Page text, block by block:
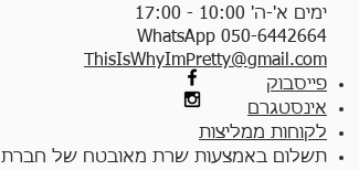
ימים א'-ה' 10:00 - 17:00
WhatsApp 050-6442664
ThisIsWhyImPretty@gmail.com
פייסבוק
אינסטגרם
לקוחות ממליצות
תשלום באמצעות שרת מאובטח של חברת